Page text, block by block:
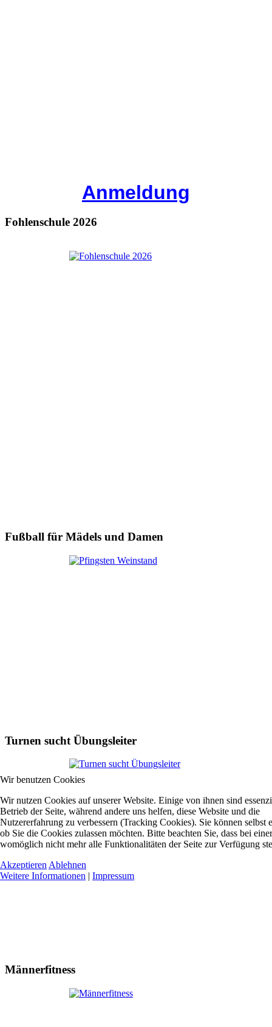
Anmeldung
Fohlenschule 2026
Fußball für Mädels und Damen
Turnen sucht Übungsleiter
Männerfitness
Wir benutzen Cookies
Wir nutzen Cookies auf unserer Website. Einige von ihnen sind
Betrieb der Seite, während andere uns helfen, diese Website und die
Nutzererfahrung zu verbessern (Tracking Cookies). Sie können selbst
ob Sie die Cookies zulassen möchten. Bitte beachten Sie, dass bei
womöglich nicht mehr alle Funktionalitäten der Seite zur Verfügung
Akzeptieren Ablehnen
Weitere Informationen | Impressum